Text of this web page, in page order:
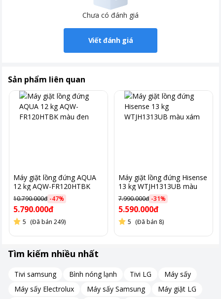
Công nghệ AI Wash – Giặt thông minh, bảo vệ sợi vải
tự động điều chỉnh lượng nước, thời gian và tốc độ quay phù
Điều này không chỉ giúp tiết kiệm tài nguyên mà còn bảo vệ sợi
vải tốt hơn, duy trì độ bền và màu sắc của quần áo theo thời
Chưa có đánh giá
Viết đánh giá
Sản phẩm liên quan
Máy giặt lồng đứng AQUA
12 kg AQW-FR120HTBK
màu đen
10.790.000đ -47%
5.790.000đ
5 (Đã bán 249)
Máy giặt lồng đứng Hisense
13 kg WTJH1313UB màu
xám
7.990.000đ -31%
5.590.000đ
5 (Đã bán 8)
Tìm kiếm nhiều nhất
Tivi samsung Bình nóng lạnh Tivi LG
Máy sấy
Máy sấy Electrolux
Máy sấy Samsung
Máy giặt LG